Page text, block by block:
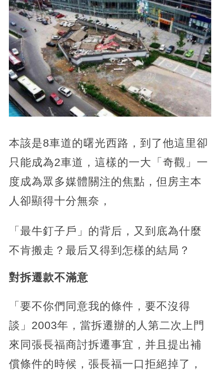
本該是8車道的曙光西路，到了他這里卻
只能成為2車道，這樣的一大「奇觀」一
度成為眾多媒體關注的焦點，但房主本
人卻顯得十分無奈，
「最牛釘子戶」的背后，又到底為什麼
不肯搬走？最后又得到怎樣的結局？
對拆遷款不滿意
「要不你們同意我的條件，要不沒得
談」2003年，當拆遷辦的人第二次上門
來同張長福商討拆遷事宜，并且提出補
償條件的時候，張長福一口拒絕掉了，